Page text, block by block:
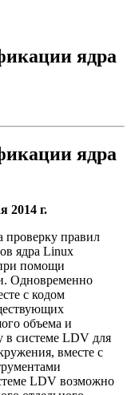
ядра
ядра
2014 г.
правил
ядра Linux
помощи
Одновременно
с кодом
объема и
в системе LDV для
вместе с
LDV возможно